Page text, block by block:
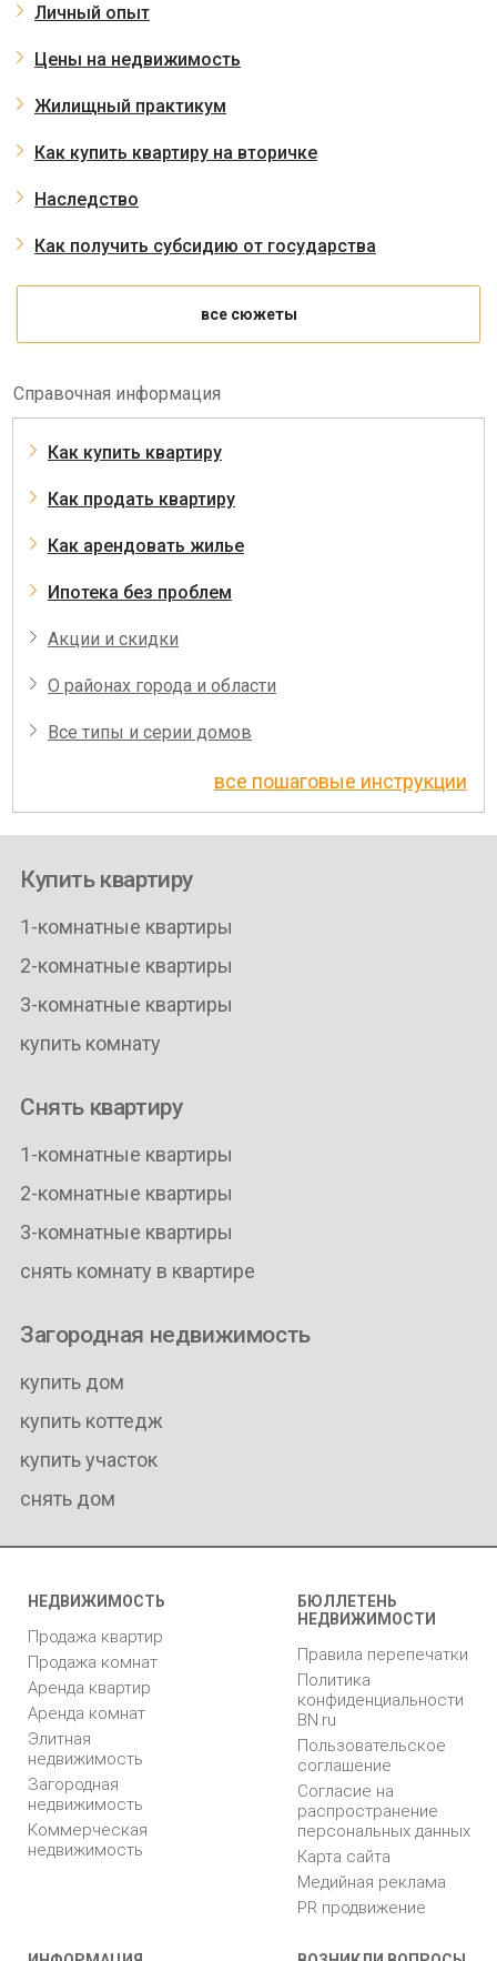
Личный опыт
Цены на недвижимость
Жилищный практикум
Как купить квартиру на вторичке
Наследство
Как получить субсидию от государства
все сюжеты
Справочная информация
Как купить квартиру
Как продать квартиру
Как арендовать жилье
Ипотека без проблем
Акции и скидки
О районах города и области
Все типы и серии домов
все пошаговые инструкции
Купить квартиру
1-комнатные квартиры
2-комнатные квартиры
3-комнатные квартиры
купить комнату
Снять квартиру
1-комнатные квартиры
2-комнатные квартиры
3-комнатные квартиры
снять комнату в квартире
Загородная недвижимость
купить дом
купить коттедж
купить участок
снять дом
НЕДВИЖИМОСТЬ
Продажа квартир
Продажа комнат
Аренда квартир
Аренда комнат
Элитная
недвижимость
Загородная
недвижимость
Коммерческая
недвижимость
БЮЛЛЕТЕНЬ
НЕДВИЖИМОСТИ
Правила перепечатки
Политика
конфиденциальности
BN.ru
Пользовательское
соглашение
Согласие на
распространение
персональных данных
Карта сайта
Медийная реклама
PR продвижение